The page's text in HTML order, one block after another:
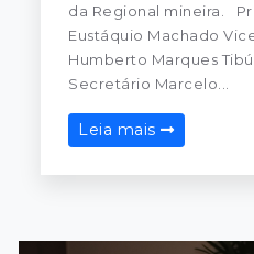
da Regional mineira.
Eustáquio Machado
Humberto Marques
Secretário Marcelo...
Leia mais